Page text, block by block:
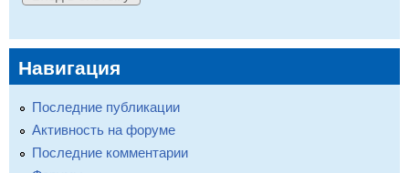
Навигация
Последние публикации
Активность на форуме
Последние комментарии